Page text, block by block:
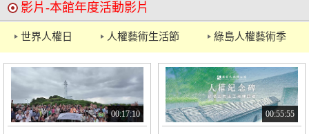
影片-本館年度活動影片
世界人權日 人權藝術生活節 綠島人權藝術季
00:17:10 00:55:55